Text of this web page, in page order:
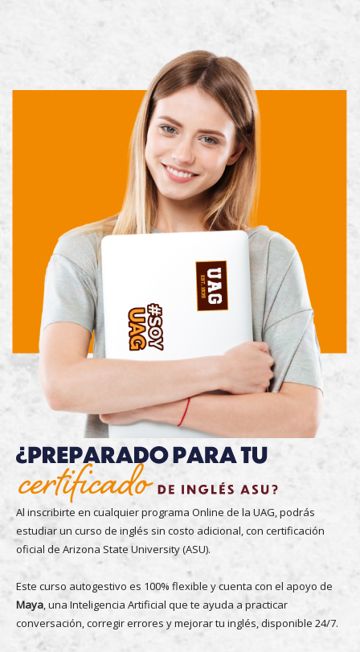
Al inscribirte en cualquier programa Online de la UAG, podrás
estudiar un curso de inglés sin costo adicional, con certificación
oficial de Arizona State University (ASU).
Este curso autogestivo es 100% flexible y cuenta con el apoyo de
Maya, una Inteligencia Artificial que te ayuda a practicar
conversación, corregir errores y mejorar tu inglés, disponible 24/7.